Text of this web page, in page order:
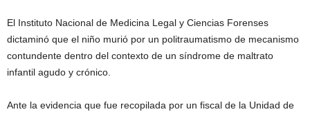
El Instituto Nacional de Medicina Legal y Ciencias Forenses
dictaminó que el niño murió por un politraumatismo de mecanismo
contundente dentro del contexto de un síndrome de maltrato
infantil agudo y crónico.
Ante la evidencia que fue recopilada por un fiscal de la Unidad de